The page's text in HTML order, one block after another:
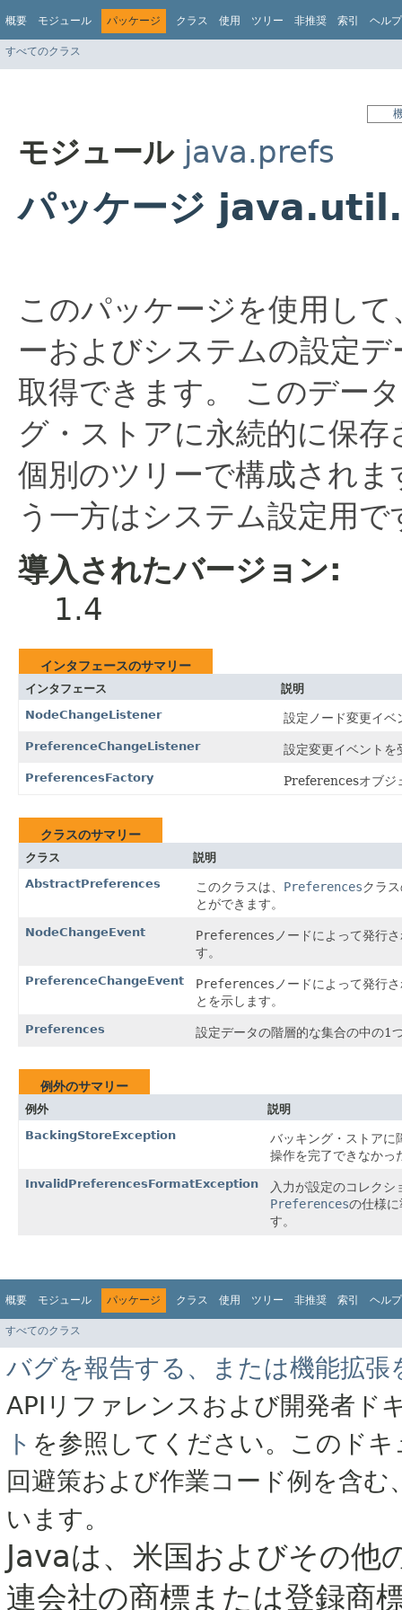
概要 モジュール パッケージ クラス 使用 ツリー 非推奨 索引 ヘルプ
すべてのクラス
モジュール java.prefs
パッケージ
このパッケージを使用し
ーおよびシステムの設定
取得できます。
このデー
グ・ストアに永続的に保存
個別のツリーで構成され
う一方はシステム設定用で
導入されたバージョン:
1.4
インタフェースのサマリー
インタフェース
説明
NodeChangeListener
設定ノード変更イベ
PreferenceChangeListener 設定変更イベントを
PreferencesFactory Preferencesオブジ
クラスのサマリー
クラス
説明
AbstractPreferences
このクラスは、 Preferencesクラ
とができます。
NodeChangeEvent Preferences ノードによって発行
す。
PreferenceChangeEvent Preferences ノードによって発行
とを示します。
Preferences 設定データの階層的な集合の中の1
例外のサマリー
例外
説明
BackingStoreException
バッキング・ストアに
操作を完了できなかっ
InvalidPreferencesFormatException
入力が設定のコレク
Preferencesの仕様
す。
概要 モジュール パッケージ クラス 使用 ツリー 非推奨 索引 ヘルプ
すべてのクラス
バグを報告する、または機能拡張
APIリファレンスおよび開発者ド
ト を参照してください。このド
回避策および作業コード例を含
います。
Javaは、米国およびその
連会社の商標または登録商